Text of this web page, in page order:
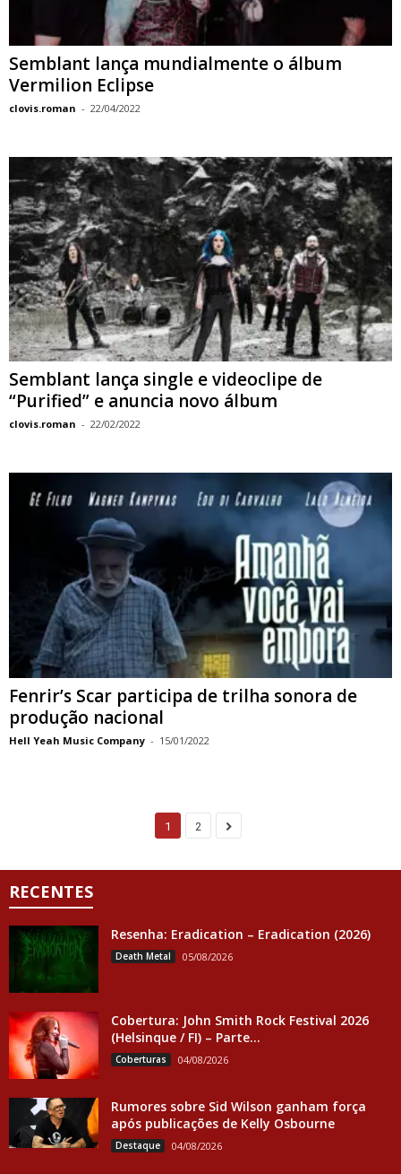
Semblant lança mundialmente o álbum
Vermilion Eclipse
clovis.roman - 22/04/2022
​Semblant lança single e videoclipe de
“Purified” e anuncia novo álbum
clovis.roman - 22/02/2022
Fenrir’s Scar participa de trilha sonora de
produção nacional
Hell Yeah Music Company - 15/01/2022
1 2
RECENTES
Resenha: Eradication – Eradication (2026)
Death Metal 05/08/2026
Cobertura: John Smith Rock Festival 2026
(Helsinque / FI) – Parte...
Coberturas 04/08/2026
Rumores sobre Sid Wilson ganham força
após publicações de Kelly Osbourne
Destaque 04/08/2026